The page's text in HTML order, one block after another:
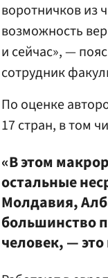
воротничков из
возможность
и сейчас», —
сотрудник
По оценке
17 стран, в том
«В этом
остальные
Молдавия,
большинство
человек, —